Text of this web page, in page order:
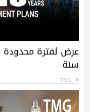
سنة
TMG